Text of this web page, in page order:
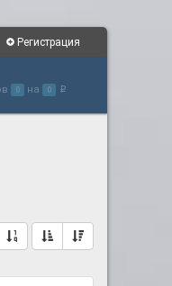
Регистрация
0 на 0 p